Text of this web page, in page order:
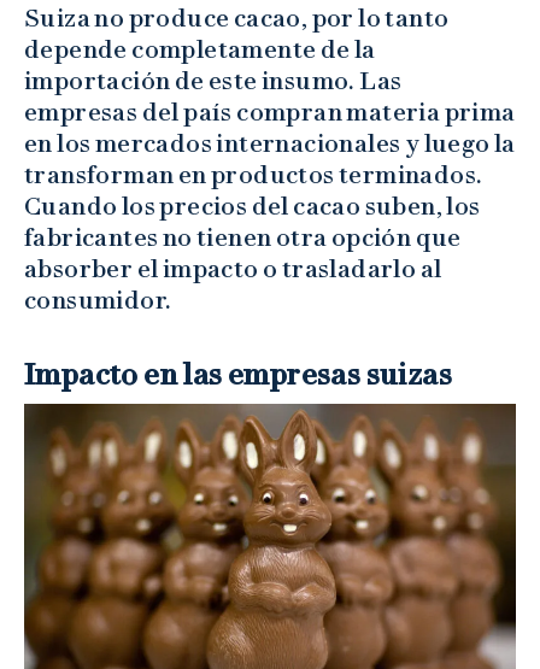
Suiza no produce cacao, por lo tanto
depende completamente de la
importación de este insumo. Las
empresas del país compran materia prima
en los mercados internacionales y luego la
transforman en productos terminados.
Cuando los precios del cacao suben, los
fabricantes no tienen otra opción que
absorber el impacto o trasladarlo al
consumidor.
Impacto en las empresas suizas